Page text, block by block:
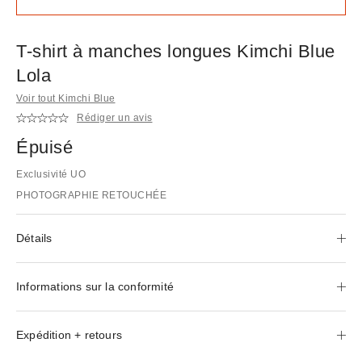
T-shirt à manches longues Kimchi Blue
Lola
Voir tout Kimchi Blue
Rédiger un avis
Épuisé
Exclusivité UO
PHOTOGRAPHIE RETOUCHÉE
Détails
Informations sur la conformité
Expédition + retours